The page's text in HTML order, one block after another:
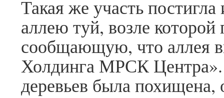
Такая же участь
аллею туй, возле
сообщающую, что аллея
Холдинга МРСК Центра».
деревьев была